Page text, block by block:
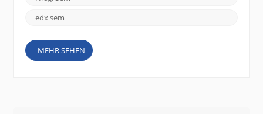
edx sem
MEHR SEHEN